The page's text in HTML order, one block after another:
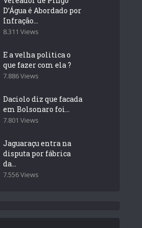
D’Água é Abordado por
Infração...
8.311 Views
E a velha politica o
que fazer com ela ?
7.886 Views
Daciolo diz que facada
em Bolsonaro foi...
7.801 Views
Jaguaraçu entra na
disputa por fábrica
da...
7.556 Views